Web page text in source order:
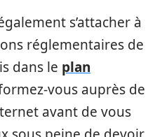
s’attacher à
réglementaires de
dans le plan
vous auprès de
avant de vous